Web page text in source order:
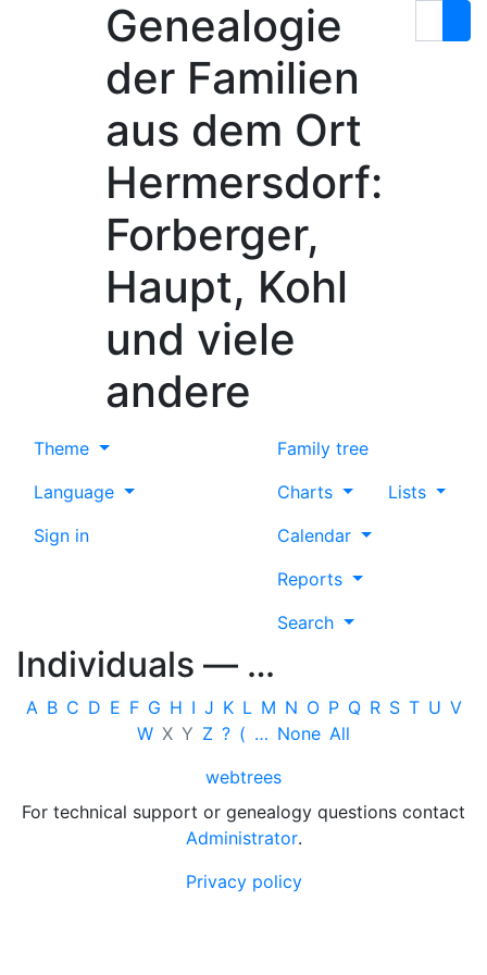
Genealogie
der Familien
aus dem Ort
Hermersdorf:
Forberger,
Haupt, Kohl
und viele
andere
Theme
Language
Sign in
Family tree
Charts
Lists
Calendar
Reports
Search
Individuals — …
A B C D E F G H I J K L M N O P Q R S T U V
W X Y Z ? ( … None All
webtrees
For technical support or genealogy questions contact
Administrator.
Privacy policy